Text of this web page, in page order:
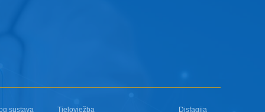
sustava Tjelovježba Disfagija